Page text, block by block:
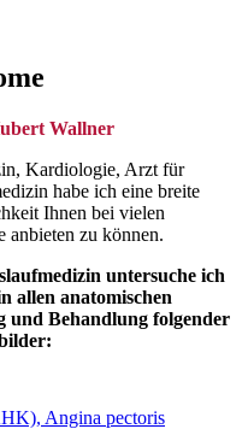
Wallner
Kardiologie, Arzt für
habe ich eine breite
Ihnen bei vielen
anbieten zu können.
untersuche ich
allen anatomischen
Behandlung folgender
Angina pectoris